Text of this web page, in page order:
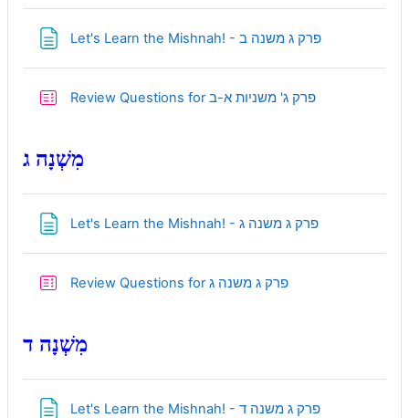
Let's Learn the Mishnah! - פרק ג משנה בPage
Review Questions for פרק ג' משניות א-בQuiz
מִשְׁנָה ג
Let's Learn the Mishnah! - פרק ג משנה גPage
Review Questions for פרק ג משנה גQuiz
מִשְׁנָה ד
Let's Learn the Mishnah! - פרק ג משנה דPage